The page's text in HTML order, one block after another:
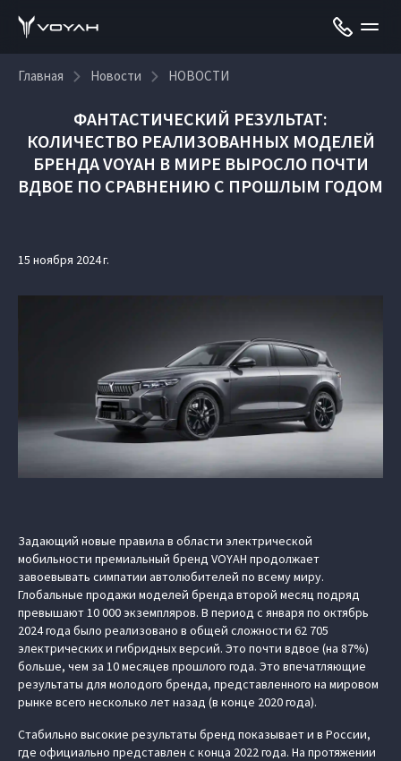
Главная Новости НОВОСТИ
ФАНТАСТИЧЕСКИЙ РЕЗУЛЬТАТ:
КОЛИЧЕСТВО РЕАЛИЗОВАННЫХ МОДЕЛЕЙ
БРЕНДА VOYAH В МИРЕ ВЫРОСЛО ПОЧТИ
ВДВОЕ ПО СРАВНЕНИЮ С ПРОШЛЫМ ГОДОМ
15 ноября 2024 г.
Задающий новые правила в области электрической
мобильности премиальный бренд VOYAH продолжает
завоевывать симпатии автолюбителей по всему миру.
Глобальные продажи моделей бренда второй месяц подряд
превышают 10 000 экземпляров. В период с января по октябрь
2024 года было реализовано в общей сложности 62 705
электрических и гибридных версий. Это почти вдвое (на 87%)
больше, чем за 10 месяцев прошлого года. Это впечатляющие
результаты для молодого бренда, представленного на мировом
рынке всего несколько лет назад (в конце 2020 года).
Стабильно высокие результаты бренд показывает и в России,
где официально представлен с конца 2022 года. На протяжении